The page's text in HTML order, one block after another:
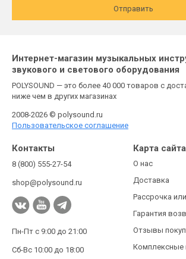
Отправить
Интернет-магазин музыкальных
звукового и светового оборудования
POLYSOUND — это более 40 000 товаров с
ниже чем в других магазинах
2008-2026 © polysound.ru
Пользовательское соглашение
Контакты
8 (800) 555-27-54
shop@polysound.ru
Пн-Пт с 9:00 до 21:00
Сб-Вс 10:00 до 18:00
Карта сайта
О нас
Доставка
Рассрочка
Гарантия
Отзывы
Комплексные